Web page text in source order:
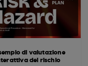
di valutazione
del rischio